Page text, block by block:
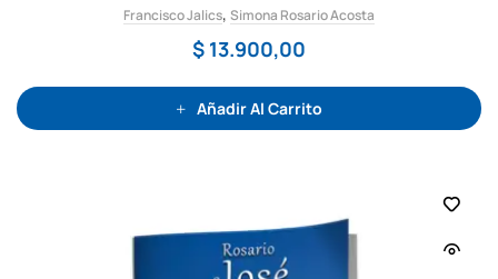
r
a
d
o
n
0
d
Francisco Jalics, Simona Rosario Acosta
$ 13.900,00
Añadir Al Carrito